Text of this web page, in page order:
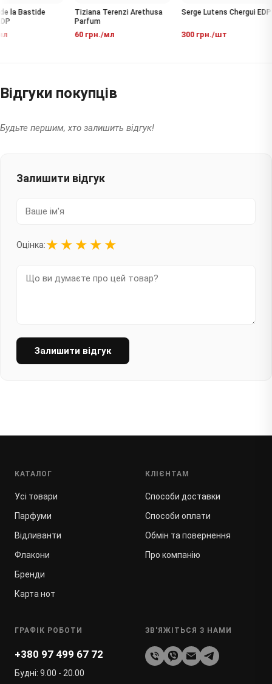
la Bastide
Tiziana Terenzi Arethusa
Parfum
60 грн./мл
Serge Lutens Chergui EDP
300 грн./шт
Відгуки покупців
Будьте першим, хто залишить відгук!
Залишити відгук
Оцінка:★ ★ ★ ★ ★
Залишити відгук
КАТАЛОГ
Усі товари
Парфуми
Відливанти
Флакони
Бренди
Карта нот
КЛІЄНТАМ
Способи доставки
Способи оплати
Обмін та повернення
Про компанію
ГРАФІК РОБОТИ
+380 97 499 67 72
Будні: 9.00 - 20.00
ЗВ'ЯЖІТЬСЯ З НАМИ